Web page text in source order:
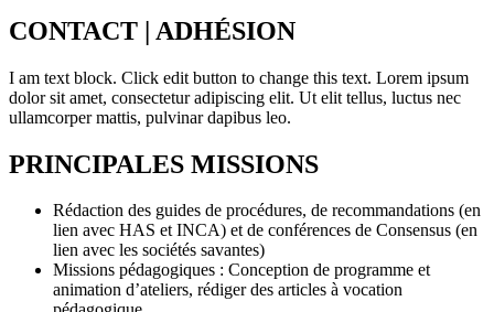
CONTACT | ADHÉSION
I am text block. Click edit button to change this text. Lorem ipsum
dolor sit amet, consectetur adipiscing elit. Ut elit tellus, luctus nec
ullamcorper mattis, pulvinar dapibus leo.
PRINCIPALES MISSIONS
Rédaction des guides de procédures, de recommandations (en
lien avec HAS et INCA) et de conférences de Consensus (en
lien avec les sociétés savantes)
Missions pédagogiques : Conception de programme et
animation d’ateliers, rédiger des articles à vocation